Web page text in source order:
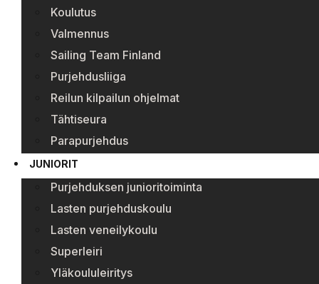
Koulutus
Valmennus
Sailing Team Finland
Purjehdusliiga
Reilun kilpailun ohjelmat
Tähtiseura
Parapurjehdus
JUNIORIT
Purjehduksen junioritoiminta
Lasten purjehduskoulu
Lasten veneilykoulu
Superleiri
Yläkoululeiritys